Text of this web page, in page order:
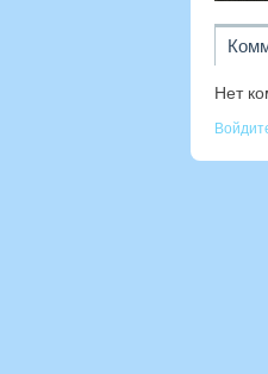
Нет